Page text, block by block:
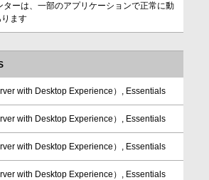
ターは、一部のアプリケーションで正常に動
ます
with Desktop Experience）, Essentials
with Desktop Experience）, Essentials
with Desktop Experience）, Essentials
with Desktop Experience）, Essentials